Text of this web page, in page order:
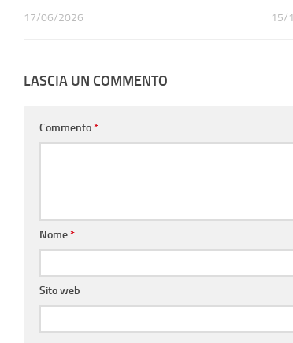
17/06/2026 15/
LASCIA UN COMMENTO
Commento*
Nome*
Sito web